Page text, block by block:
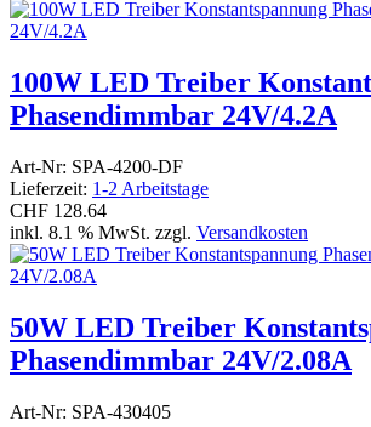
100W LED Treiber
Phasendimmbar 24V/4.2A
Art-Nr: SPA-4200-DF
Lieferzeit: 1-2 Arbeitstage
CHF 128.64
inkl. 8.1 % MwSt. zzgl. Versandkosten
50W LED Treiber
Phasendimmbar 24V/2.08A
Art-Nr: SPA-430405